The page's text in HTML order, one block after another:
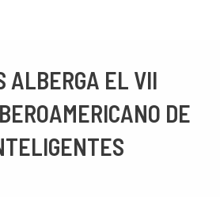
ALBERGA EL VII
DE